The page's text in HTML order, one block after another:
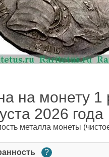
на монету
2026 года
металла монеты
?